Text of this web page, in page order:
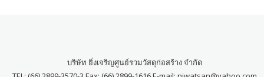
บริษัท ยิ่งเจริญศูนย์รวมวัสดุก่อสร้าง จำกัด